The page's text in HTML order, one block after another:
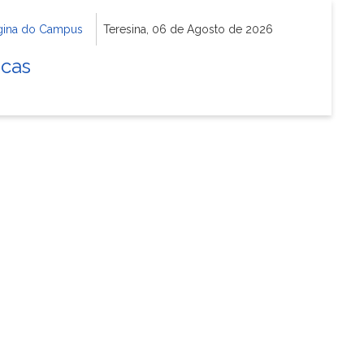
do Campus Teresina, 06 de Agosto de 2026